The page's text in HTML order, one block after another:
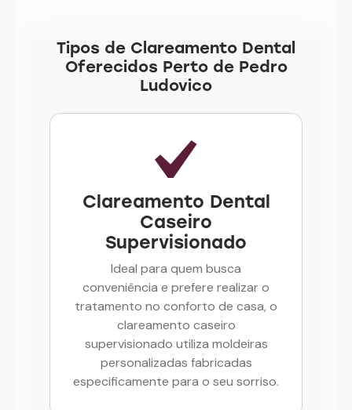
Tipos de Clareamento Dental
Oferecidos Perto de Pedro
Ludovico
Clareamento Dental
Caseiro
Supervisionado
Ideal para quem busca
conveniência e prefere realizar o
tratamento no conforto de casa, o
clareamento caseiro
supervisionado utiliza moldeiras
personalizadas fabricadas
especificamente para o seu sorriso.